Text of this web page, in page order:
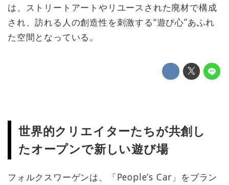
は、ストリートアートやリユースされた廃材で構成
され、訪れる人の創造性を刺激する“遊び心”あふれ
た空間となっている。
世界的クリエイターたちが共創し
たオープンで新しい遊び場
フォルクスワーゲンは、「People’s Car」をブラン